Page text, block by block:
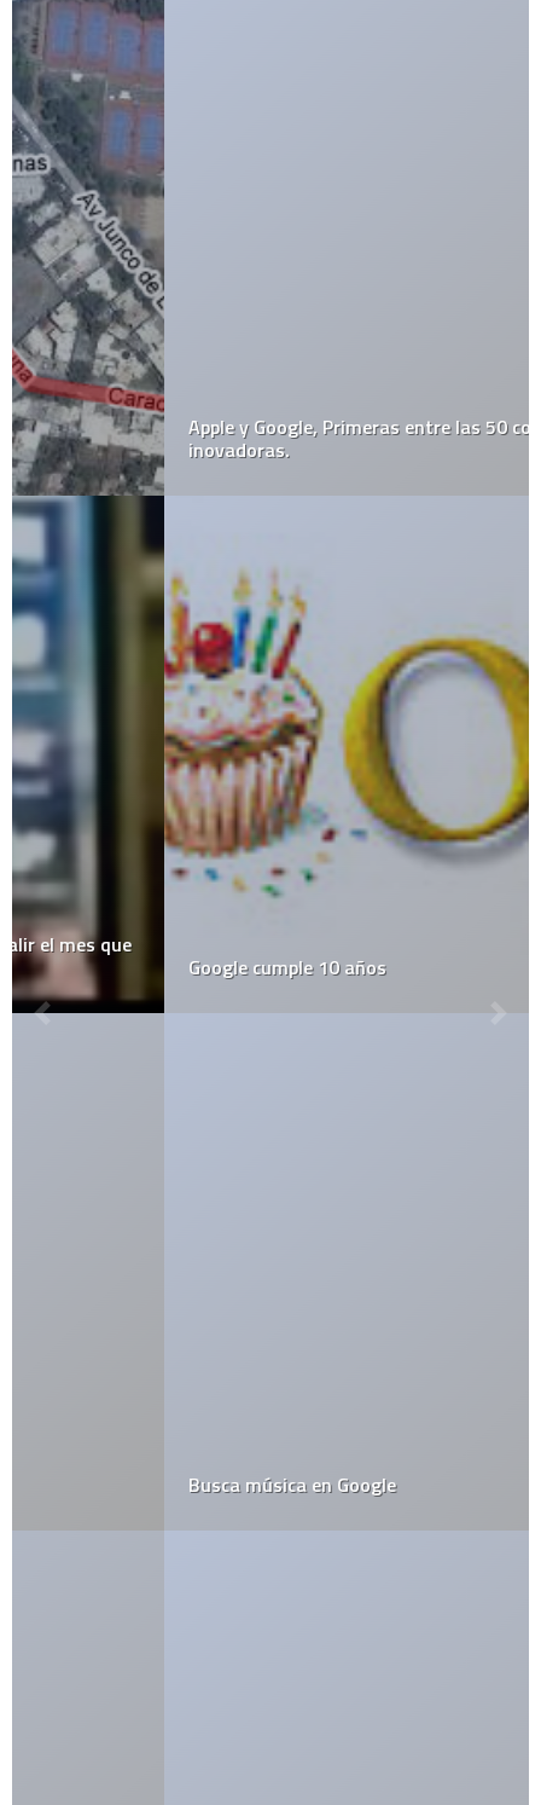
Apple y Google, Primeras entre las 50 compañías más
inovadoras.
Google cumple 10 años
Busca música en Google